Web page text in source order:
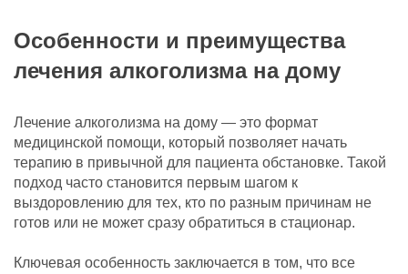
Особенности и преимущества
лечения алкоголизма на дому
Лечение алкоголизма на дому — это формат
медицинской помощи, который позволяет начать
терапию в привычной для пациента обстановке. Такой
подход часто становится первым шагом к
выздоровлению для тех, кто по разным причинам не
готов или не может сразу обратиться в стационар.
Ключевая особенность заключается в том, что все